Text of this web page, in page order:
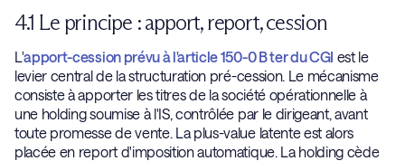
4.1 Le principe : apport, report, cession
L'apport-cession prévu à l'article 150-0 B ter du CGI est le
levier central de la structuration pré-cession. Le mécanisme
consiste à apporter les titres de la société opérationnelle à
une holding soumise à l'IS, contrôlée par le dirigeant, avant
toute promesse de vente. La plus-value latente est alors
placée en report d'imposition automatique. La holding cède